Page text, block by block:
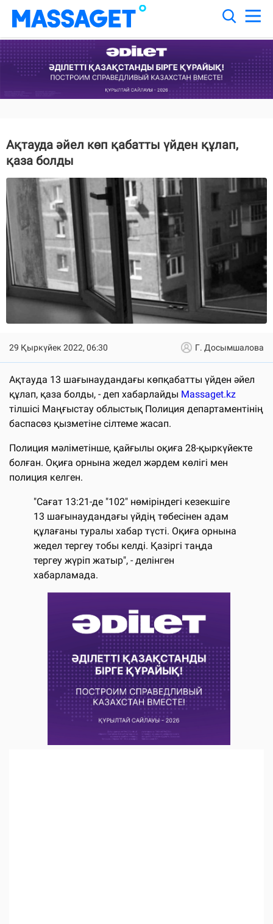
Ақтауда әйел көп қабатты үйден құлап,
қаза болды
29 Қыркүйек 2022, 06:30 Г. Досымшалова
Ақтауда 13 шағынаудандағы көпқабатты үйден әйел
құлап, қаза болды, - деп хабарлайды Massaget.kz
тілшісі Маңғыстау облыстық Полиция департаментінің
баспасөз қызметіне сілтеме жасап.
Полиция мәліметінше, қайғылы оқиға 28-қыркүйекте
болған. Оқиға орнына жедел жәрдем көлігі мен
полиция келген.
"Сағат 13:21-де "102" нөміріндегі кезекшіге
13 шағынаудандағы үйдің төбесінен адам
құлағаны туралы хабар түсті. Оқиға орнына
жедел тергеу тобы келді. Қазіргі таңда
тергеу жүріп жатыр", - делінген
хабарламада.